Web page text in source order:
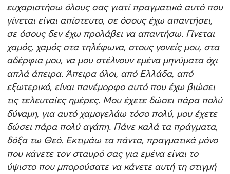
ευχαριστήσω όλους σας γιατί πραγματικά αυτό που
γίνεται είναι απίστευτο, σε όσους έχω απαντήσει,
σε όσους δεν έχω προλάβει να απαντήσω. Γίνεται
χαμός, χαμός στα τηλέφωνα, στους γονείς μου, στα
αδέρφια μου, να μου στέλνουν εμένα μηνύματα όχι
απλά άπειρα. Άπειρα όλοι, από Ελλάδα, από
εξωτερικό, είναι πανέμορφο αυτό που έχω βιώσει
τις τελευταίες ημέρες. Μου έχετε δώσει πάρα πολύ
δύναμη, για αυτό χαμογελάω τόσο πολύ, μου έχετε
δώσει πάρα πολύ αγάπη. Πάνε καλά τα πράγματα,
δόξα τω Θεό. Εκτιμάω τα πάντα, πραγματικά μόνο
που κάνετε τον σταυρό σας για εμένα είναι το
ύψιστο που μπορούσατε να κάνετε αυτή τη στιγμή